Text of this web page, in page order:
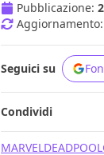
Pubblicazione:
Aggiornamento:
Seguici su
Condividi
MARVELDEADPOOL